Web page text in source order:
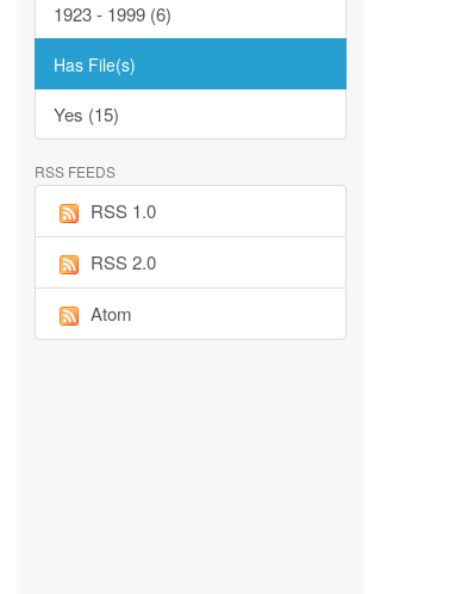
1923 - 1999 (6)
Has File(s)
Yes (15)
RSS FEEDS
RSS 1.0
RSS 2.0
Atom